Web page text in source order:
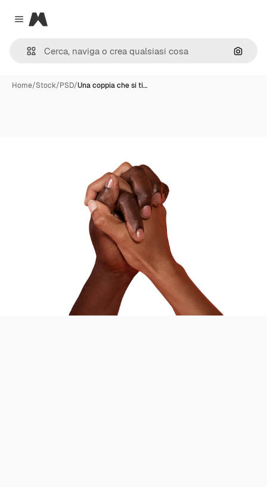
Close menu
Magnific
Cerca
Home/Stock/PSD/Una coppia che si ti…